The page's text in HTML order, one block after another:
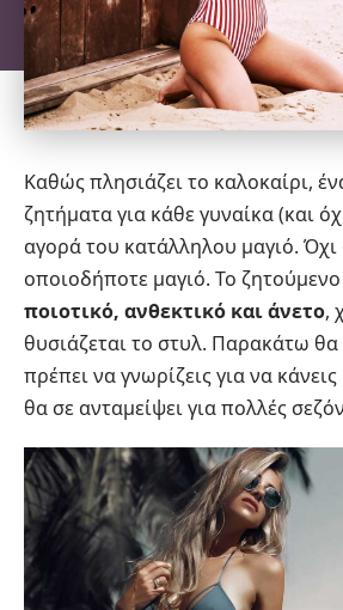
Καθώς πλησιάζει το καλοκαίρι,
ζητήματα για κάθε γυναίκα (και
αγορά του κατάλληλου μαγιό.
οποιοδήποτε μαγιό. Το ζητούμενο
ποιοτικό, ανθεκτικό και άνετο,
θυσιάζεται το στυλ. Παρακάτω
πρέπει να γνωρίζεις για να
θα σε ανταμείψει για πολλές